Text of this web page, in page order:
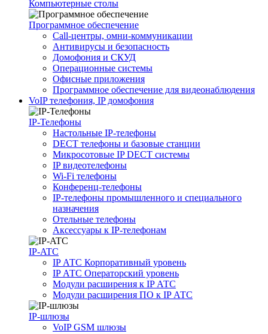
Компьютерные столы
Программное обеспечение
Call-центры, омни-коммуникации
Антивирусы и безопасность
Домофония и СКУД
Операционные системы
Офисные приложения
Программное обеспечение для видеонаблюдения
VoIP телефония, IP домофония
IP-Телефоны
Настольные IP-телефоны
DECT телефоны и базовые станции
Микросотовые IP DECT системы
IP видеотелефоны
Wi-Fi телефоны
Конференц-телефоны
IP-телефоны промышленного и специального
назначения
Отельные телефоны
Аксессуары к IP-телефонам
IP-ATC
IP АТС Корпоративный уровень
IP АТС Операторский уровень
Модули расширения к IP АТС
Модули расширения ПО к IP АТС
IP-шлюзы
VoIP GSM шлюзы